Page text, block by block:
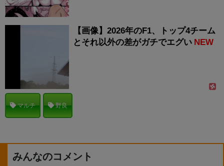
【画像】2026年のF1、トップ4チーム
とそれ以外の差がガチでエグい NEW
マルチ 野良
みんなのコメント